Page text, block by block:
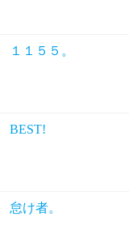
１１５５。
BEST!
怠け者。